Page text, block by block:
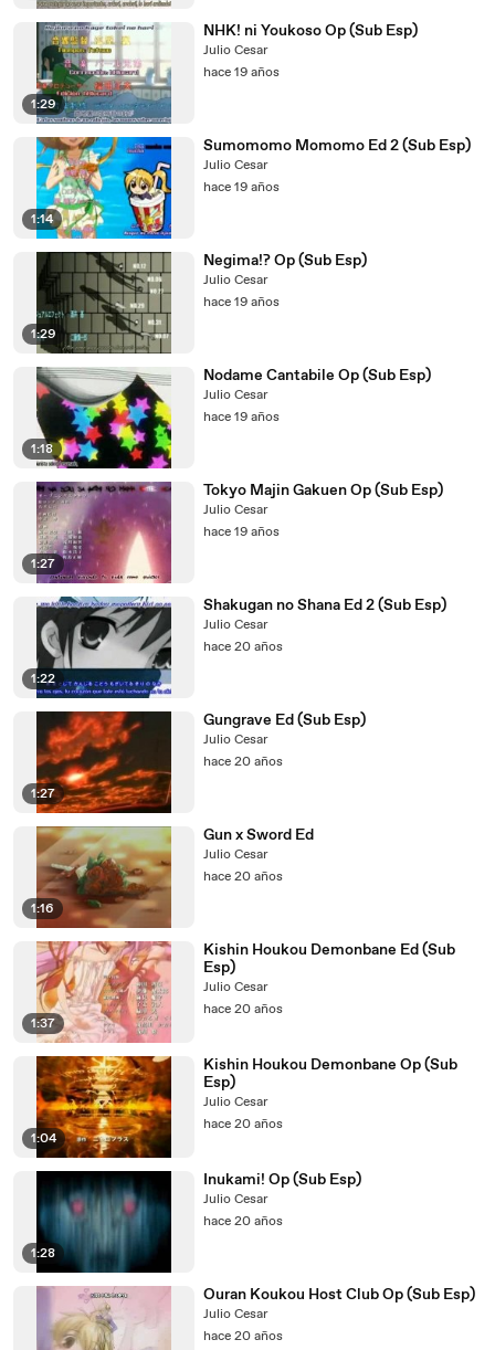
1:29
NHK! ni Youkoso Op (Sub Esp)
Julio Cesar
hace 19 años
1:14
Sumomomo Momomo Ed 2 (Sub Esp)
Julio Cesar
hace 19 años
1:29
Negima!? Op (Sub Esp)
Julio Cesar
hace 19 años
1:18
Nodame Cantabile Op (Sub Esp)
Julio Cesar
hace 19 años
1:27
Tokyo Majin Gakuen Op (Sub Esp)
Julio Cesar
hace 19 años
1:22
Shakugan no Shana Ed 2 (Sub Esp)
Julio Cesar
hace 20 años
1:27
Gungrave Ed (Sub Esp)
Julio Cesar
hace 20 años
1:16
Gun x Sword Ed
Julio Cesar
hace 20 años
1:37
Kishin Houkou Demonbane Ed (Sub
Esp)
Julio Cesar
hace 20 años
1:04
Kishin Houkou Demonbane Op (Sub
Esp)
Julio Cesar
hace 20 años
1:28
Inukami! Op (Sub Esp)
Julio Cesar
hace 20 años
Ouran Koukou Host Club Op (Sub Esp)
Julio Cesar
hace 20 años